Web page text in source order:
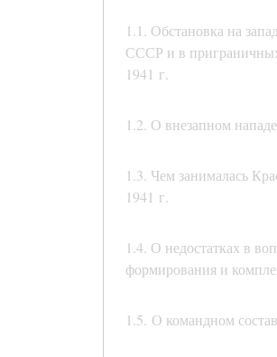
1.1. Обстановка на
СССР и в
1941 г.
1.2. О внезапном
1.3. Чем занималась
1941 г.
1.4. О недостатках в
формирования и
1.5. О командном